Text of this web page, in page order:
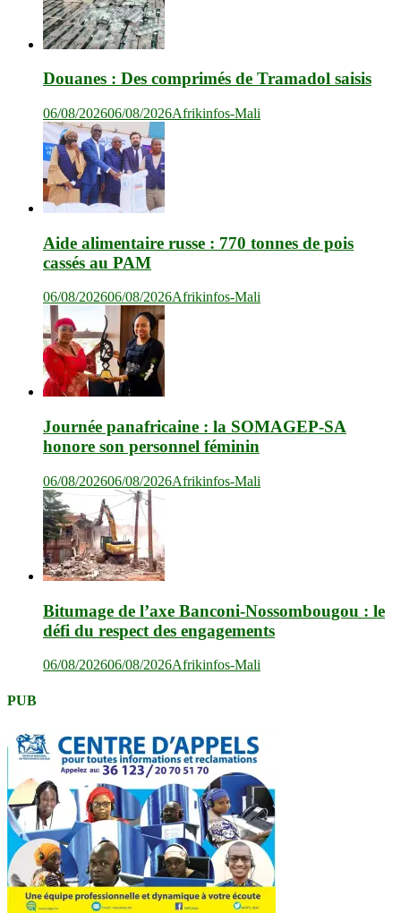
Douanes : Des comprimés de Tramadol saisis
06/08/202606/08/2026Afrikinfos-Mali
Aide alimentaire russe : 770 tonnes de pois
cassés au PAM
06/08/202606/08/2026Afrikinfos-Mali
Journée panafricaine : la SOMAGEP-SA
honore son personnel féminin
06/08/202606/08/2026Afrikinfos-Mali
Bitumage de l’axe Banconi-Nossombougou : le
défi du respect des engagements
06/08/202606/08/2026Afrikinfos-Mali
PUB